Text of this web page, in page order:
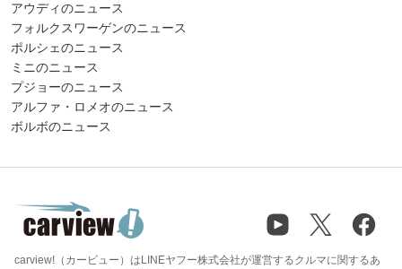
アウディのニュース
フォルクスワーゲンのニュース
ポルシェのニュース
ミニのニュース
プジョーのニュース
アルファ・ロメオのニュース
ボルボのニュース
carview!（カービュー）はLINEヤフー株式会社が運営するクルマに関するあ